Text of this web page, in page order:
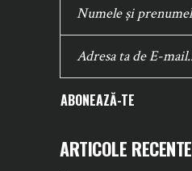
ABONEAZĂ-TE
ARTICOLE RECENTE